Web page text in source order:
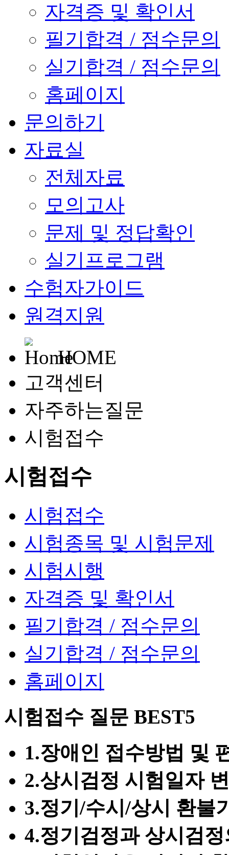
자격증 및 확인서
필기합격 / 점수문의
실기합격 / 점수문의
홈페이지
문의하기
자료실
전체자료
모의고사
문제 및 정답확인
실기프로그램
수험자가이드
원격지원
HOME
고객센터
자주하는질문
시험접수
시험접수
시험접수
시험종목 및 시험문제
시험시행
자격증 및 확인서
필기합격 / 점수문의
실기합격 / 점수문의
홈페이지
시험접수 질문 BEST5
1.장애인 접수방법 및
2.상시검정 시험일자
3.정기/수시/상시 환불
4.정기검정과 상시검